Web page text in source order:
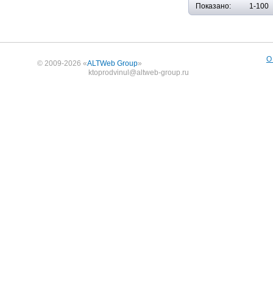
Показано: 1-100
© 2009-2026 «ALTWeb Group»
ktoprodvinul@altweb-group.ru
О